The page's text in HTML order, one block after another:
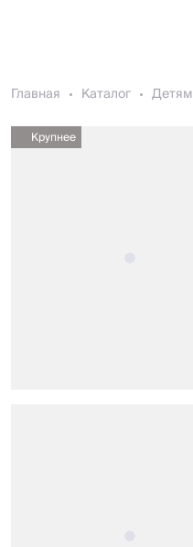
Главная Каталог Детям
Крупнее